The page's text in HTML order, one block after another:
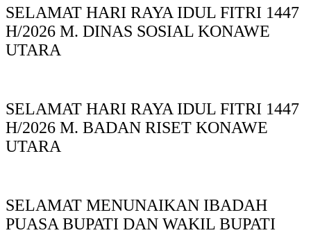
SELAMAT HARI RAYA IDUL FITRI 1447
H/2026 M. DINAS SOSIAL KONAWE
UTARA
SELAMAT HARI RAYA IDUL FITRI 1447
H/2026 M. BADAN RISET KONAWE
UTARA
SELAMAT MENUNAIKAN IBADAH
PUASA BUPATI DAN WAKIL BUPATI